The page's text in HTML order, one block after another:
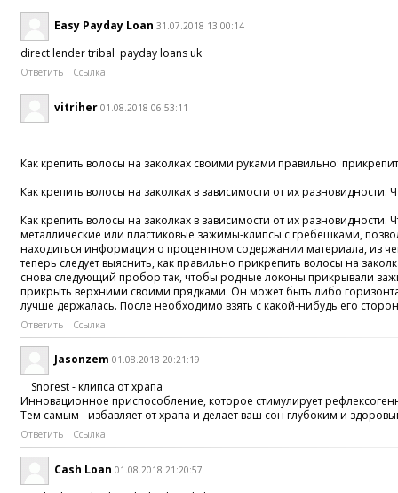
Easy Payday Loan 31.07.2018 13:00:14
direct lender tribal payday loans uk
Ответить Ссылка
vitriher 01.08.2018 06:53:11
Как крепить волосы на заколках своими руками правильно:
Как крепить волосы на заколках в зависимости от их
Как крепить волосы на заколках в зависимости от их
металлические или пластиковые зажимы-клипсы с гребешками,
находиться информация о процентном содержании материала, из
теперь следует выяснить, как правильно прикрепить волосы на
снова следующий пробор так, чтобы родные локоны прикрывали
прикрыть верхними своими прядками. Он может быть либо
лучше держалась. После необходимо взять с какой-нибудь его
Ответить Ссылка
Jasonzem 01.08.2018 20:21:19
Snorest - клипса от храпа
Инновационное приспособление, которое стимулирует
Тем самым - избавляет от храпа и делает ваш сон глубоким и
Ответить Ссылка
Cash Loan 01.08.2018 21:20:57